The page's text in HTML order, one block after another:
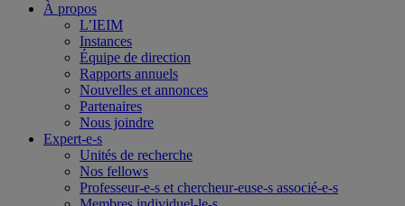
À propos
L’IEIM
Instances
Équipe de direction
Rapports annuels
Nouvelles et annonces
Partenaires
Nous joindre
Expert-e-s
Unités de recherche
Nos fellows
Professeur-e-s et chercheur-euse-s associé-e-s